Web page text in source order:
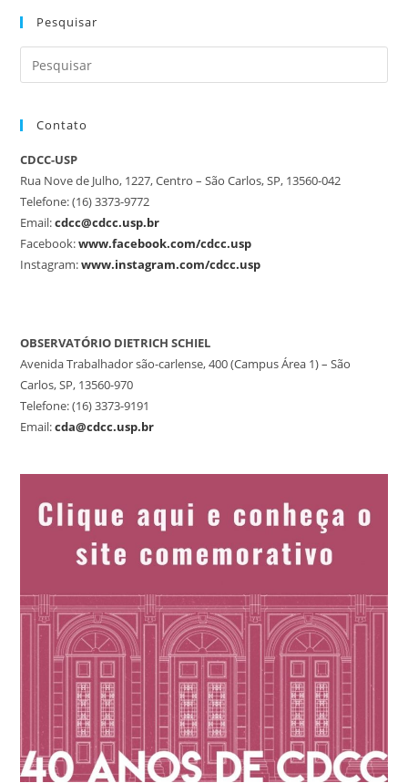
Pesquisar
Contato
CDCC-USP
Rua Nove de Julho, 1227, Centro – São Carlos, SP, 13560-042
Telefone: (16) 3373-9772
Email:cdcc@cdcc.usp.br
Facebook:www.facebook.com/cdcc.usp
Instagram:www.instagram.com/cdcc.usp
OBSERVATÓRIO DIETRICH SCHIEL
Avenida Trabalhador são-carlense, 400 (Campus Área 1) – São
Carlos, SP, 13560-970
Telefone: (16) 3373-9191
Email:cda@cdcc.usp.br